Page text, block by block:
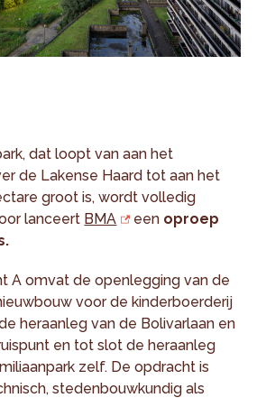
dat loopt van aan het
de Lakense Haard tot aan het
groot is, wordt volledig
lanceert BMA een oproep
A omvat de openlegging van de
voor de kinderboerderij
heraanleg van de Bolivarlaan en
en tot slot de heraanleg
zelf. De opdracht is
stedenbouwkundig als